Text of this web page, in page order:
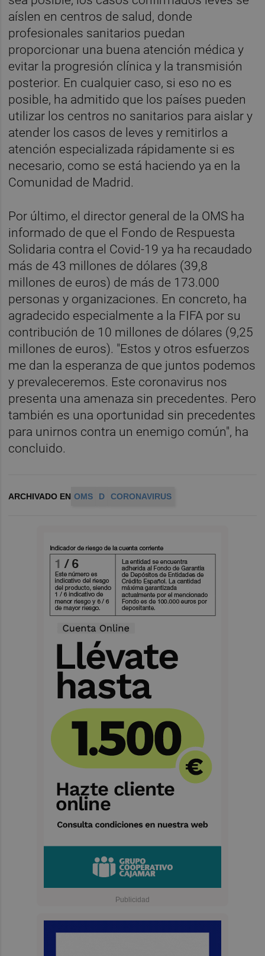
aíslen en centros de salud, donde
profesionales sanitarios puedan
proporcionar una buena atención médica y
evitar la progresión clínica y la transmisión
posterior. En cualquier caso, si eso no es
posible, ha admitido que los países pueden
utilizar los centros no sanitarios para aislar y
atender los casos de leves y remitirlos a
atención especializada rápidamente si es
necesario, como se está haciendo ya en la
Comunidad de Madrid.
Por último, el director general de la OMS ha
informado de que el Fondo de Respuesta
Solidaria contra el Covid-19 ya ha recaudado
más de 43 millones de dólares (39,8
millones de euros) de más de 173.000
personas y organizaciones. En concreto, ha
agradecido especialmente a la FIFA por su
contribución de 10 millones de dólares (9,25
millones de euros). "Estos y otros esfuerzos
me dan la esperanza de que juntos podemos
y prevaleceremos. Este coronavirus nos
presenta una amenaza sin precedentes. Pero
también es una oportunidad sin precedentes
para unirnos contra un enemigo común", ha
concluido.
ARCHIVADO EN OMS D CORONAVIRUS